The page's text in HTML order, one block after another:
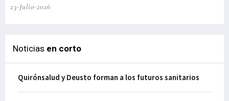
23-Julio-2026
Noticias en corto
Quirónsalud y Deusto forman a los futuros sanitarios